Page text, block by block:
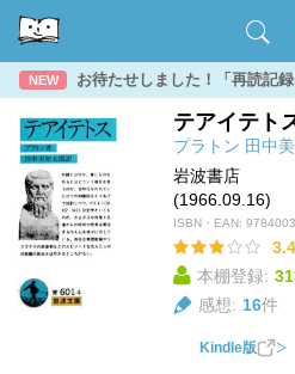
NEW お待たせしました！「再読記
テアイテト
プラトン 田中
岩波書店
(1966.09.16)
ISBN・EAN:
本棚登録:
感想: 16件
Kindle版